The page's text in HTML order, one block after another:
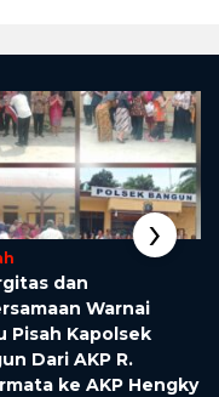
dan
Warnai
Pisah Kapolsek
Dari AKP R.
ke AKP Hengky
›